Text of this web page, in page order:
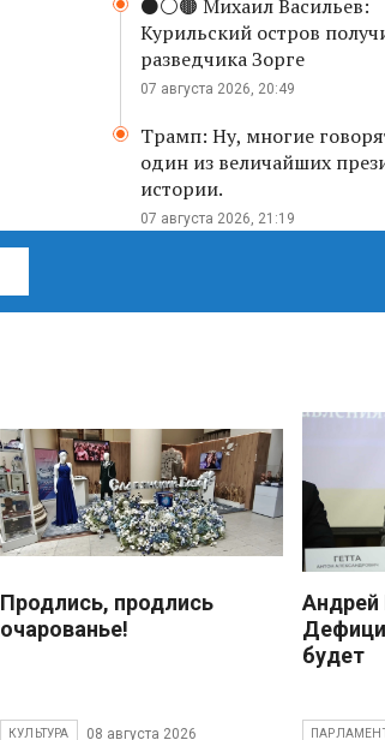
⚫️⚪️🟤 Михаил Васильев:
Курильский остров
разведчика Зорге
07 августа 2026, 20:49
Трамп: Ну, многие
один из величайших
истории.
07 августа 2026, 21:19
Продлись, продлись
очарованье!
КУЛЬТУРА 08 августа 2026
будет